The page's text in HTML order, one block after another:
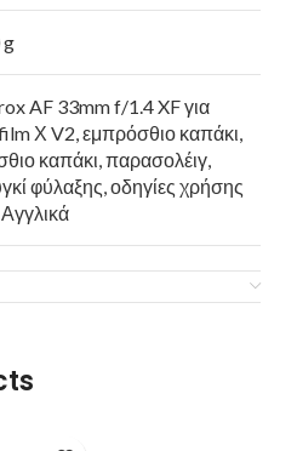
g
AF 33mm f/1.4 XF για
Χ V2, εμπρόσθιο καπάκι,
καπάκι, παρασολέιγ,
φύλαξης, οδηγίες χρήσης